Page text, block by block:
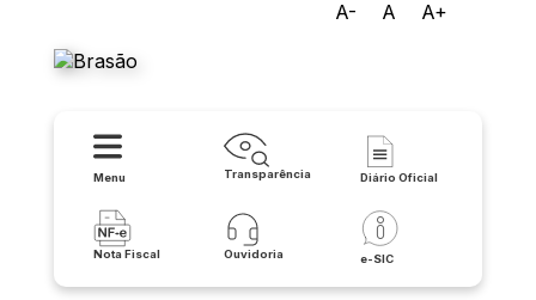
A- A A+
Menu Transparência Diário Oficial
Nota Fiscal Ouvidoria e-SIC